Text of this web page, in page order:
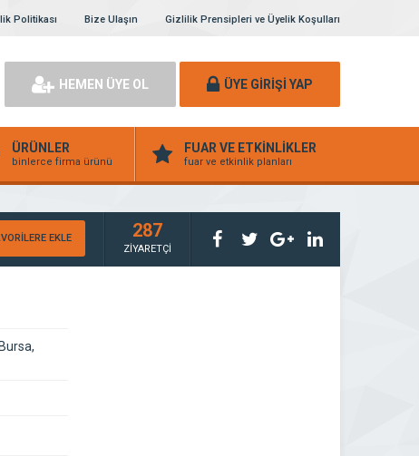
Politikası Bize Ulaşın Gizlilik Prensipleri ve Üyelik Koşulları
HEMEN ÜYE OL ÜYE GİRİŞİ YAP
ÜRÜNLER
binlerce firma ürünü
FUAR VE ETKİNLİKLER
fuar ve etkinlik planları
EKLE 287
ZİYARETÇİ